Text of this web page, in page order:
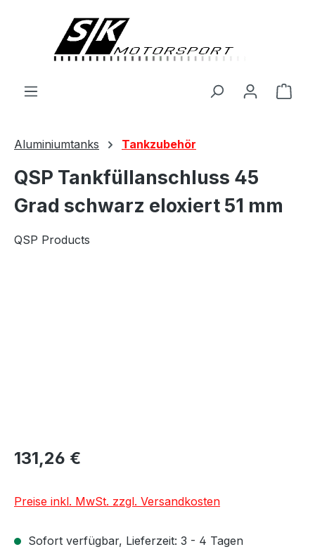
Aluminiumtanks Tankzubehör
QSP Tankfüllanschluss 45
Grad schwarz eloxiert 51 mm
QSP Products
131,26 €
Preise inkl. MwSt. zzgl. Versandkosten
Sofort verfügbar, Lieferzeit: 3 - 4 Tagen